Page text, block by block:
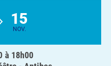
15
NOV.
à 18h00